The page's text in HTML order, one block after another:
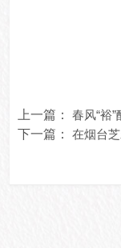
上一篇：
春风“裕
下一篇：
在烟台